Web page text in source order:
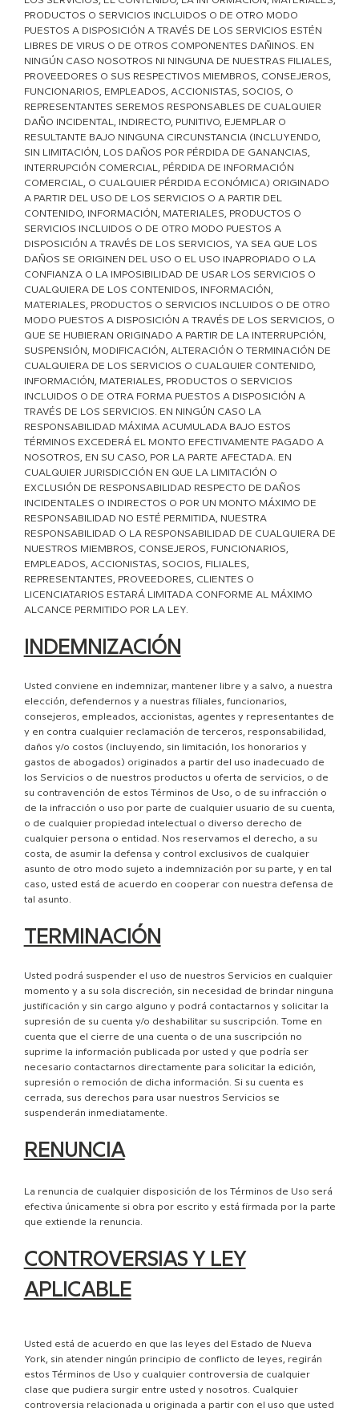
PRODUCTOS O SERVICIOS INCLUIDOS O DE OTRO MODO
PUESTOS A DISPOSICIÓN A TRAVÉS DE LOS SERVICIOS ESTÉN
LIBRES DE VIRUS O DE OTROS COMPONENTES DAÑINOS. EN
NINGÚN CASO NOSOTROS NI NINGUNA DE NUESTRAS FILIALES,
PROVEEDORES O SUS RESPECTIVOS MIEMBROS, CONSEJEROS,
FUNCIONARIOS, EMPLEADOS, ACCIONISTAS, SOCIOS, O
REPRESENTANTES SEREMOS RESPONSABLES DE CUALQUIER
DAÑO INCIDENTAL, INDIRECTO, PUNITIVO, EJEMPLAR O
RESULTANTE BAJO NINGUNA CIRCUNSTANCIA (INCLUYENDO,
SIN LIMITACIÓN, LOS DAÑOS POR PÉRDIDA DE GANANCIAS,
INTERRUPCIÓN COMERCIAL, PÉRDIDA DE INFORMACIÓN
COMERCIAL, O CUALQUIER PÉRDIDA ECONÓMICA) ORIGINADO
A PARTIR DEL USO DE LOS SERVICIOS O A PARTIR DEL
CONTENIDO, INFORMACIÓN, MATERIALES, PRODUCTOS O
SERVICIOS INCLUIDOS O DE OTRO MODO PUESTOS A
DISPOSICIÓN A TRAVÉS DE LOS SERVICIOS, YA SEA QUE LOS
DAÑOS SE ORIGINEN DEL USO O EL USO INAPROPIADO O LA
CONFIANZA O LA IMPOSIBILIDAD DE USAR LOS SERVICIOS O
CUALQUIERA DE LOS CONTENIDOS, INFORMACIÓN,
MATERIALES, PRODUCTOS O SERVICIOS INCLUIDOS O DE OTRO
MODO PUESTOS A DISPOSICIÓN A TRAVÉS DE LOS SERVICIOS, O
QUE SE HUBIERAN ORIGINADO A PARTIR DE LA INTERRUPCIÓN,
SUSPENSIÓN, MODIFICACIÓN, ALTERACIÓN O TERMINACIÓN DE
CUALQUIERA DE LOS SERVICIOS O CUALQUIER CONTENIDO,
INFORMACIÓN, MATERIALES, PRODUCTOS O SERVICIOS
INCLUIDOS O DE OTRA FORMA PUESTOS A DISPOSICIÓN A
TRAVÉS DE LOS SERVICIOS. EN NINGÚN CASO LA
RESPONSABILIDAD MÁXIMA ACUMULADA BAJO ESTOS
TÉRMINOS EXCEDERÁ EL MONTO EFECTIVAMENTE PAGADO A
NOSOTROS, EN SU CASO, POR LA PARTE AFECTADA. EN
CUALQUIER JURISDICCIÓN EN QUE LA LIMITACIÓN O
EXCLUSIÓN DE RESPONSABILIDAD RESPECTO DE DAÑOS
INCIDENTALES O INDIRECTOS O POR UN MONTO MÁXIMO DE
RESPONSABILIDAD NO ESTÉ PERMITIDA, NUESTRA
RESPONSABILIDAD O LA RESPONSABILIDAD DE CUALQUIERA DE
NUESTROS MIEMBROS, CONSEJEROS, FUNCIONARIOS,
EMPLEADOS, ACCIONISTAS, SOCIOS, FILIALES,
REPRESENTANTES, PROVEEDORES, CLIENTES O
LICENCIATARIOS ESTARÁ LIMITADA CONFORME AL MÁXIMO
ALCANCE PERMITIDO POR LA LEY.
INDEMNIZACIÓN
Usted conviene en indemnizar, mantener libre y a salvo, a nuestra
elección, defendernos y a nuestras filiales, funcionarios,
consejeros, empleados, accionistas, agentes y representantes de
y en contra cualquier reclamación de terceros, responsabilidad,
daños y/o costos (incluyendo, sin limitación, los honorarios y
gastos de abogados) originados a partir del uso inadecuado de
los Servicios o de nuestros productos u oferta de servicios, o de
su contravención de estos Términos de Uso, o de su infracción o
de la infracción o uso por parte de cualquier usuario de su cuenta,
o de cualquier propiedad intelectual o diverso derecho de
cualquier persona o entidad. Nos reservamos el derecho, a su
costa, de asumir la defensa y control exclusivos de cualquier
asunto de otro modo sujeto a indemnización por su parte, y en tal
caso, usted está de acuerdo en cooperar con nuestra defensa de
tal asunto.
TERMINACIÓN
Usted podrá suspender el uso de nuestros Servicios en cualquier
momento y a su sola discreción, sin necesidad de brindar ninguna
justificación y sin cargo alguno y podrá contactarnos y solicitar la
supresión de su cuenta y/o deshabilitar su suscripción. Tome en
cuenta que el cierre de una cuenta o de una suscripción no
suprime la información publicada por usted y que podría ser
necesario contactarnos directamente para solicitar la edición,
supresión o remoción de dicha información. Si su cuenta es
cerrada, sus derechos para usar nuestros Servicios se
suspenderán inmediatamente.
RENUNCIA
La renuncia de cualquier disposición de los Términos de Uso será
efectiva únicamente si obra por escrito y está firmada por la parte
que extiende la renuncia.
CONTROVERSIAS Y LEY
APLICABLE
Usted está de acuerdo en que las leyes del Estado de Nueva
York, sin atender ningún principio de conflicto de leyes, regirán
estos Términos de Uso y cualquier controversia de cualquier
clase que pudiera surgir entre usted y nosotros. Cualquier
controversia relacionada u originada a partir con el uso que usted